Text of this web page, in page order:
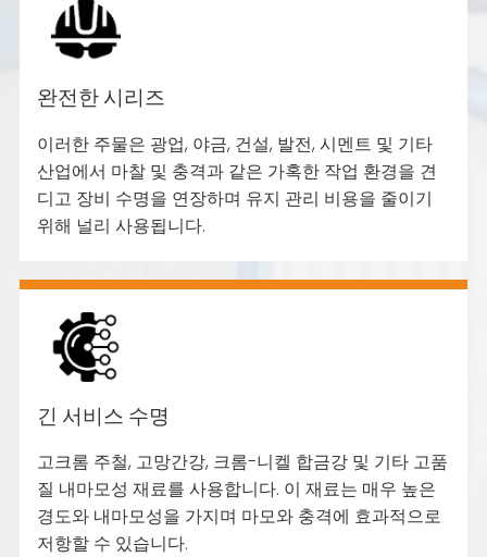
완전한 시리즈
이러한 주물은 광업, 야금, 건설, 발전, 시멘트 및 기타
산업에서 마찰 및 충격과 같은 가혹한 작업 환경을 견
디고 장비 수명을 연장하며 유지 관리 비용을 줄이기
위해 널리 사용됩니다.
긴 서비스 수명
고크롬 주철, 고망간강, 크롬-니켈 합금강 및 기타 고품
질 내마모성 재료를 사용합니다. 이 재료는 매우 높은
경도와 내마모성을 가지며 마모와 충격에 효과적으로
저항할 수 있습니다.